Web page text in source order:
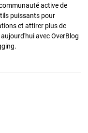
active de
puissants pour
et attirer plus de
avec OverBlog